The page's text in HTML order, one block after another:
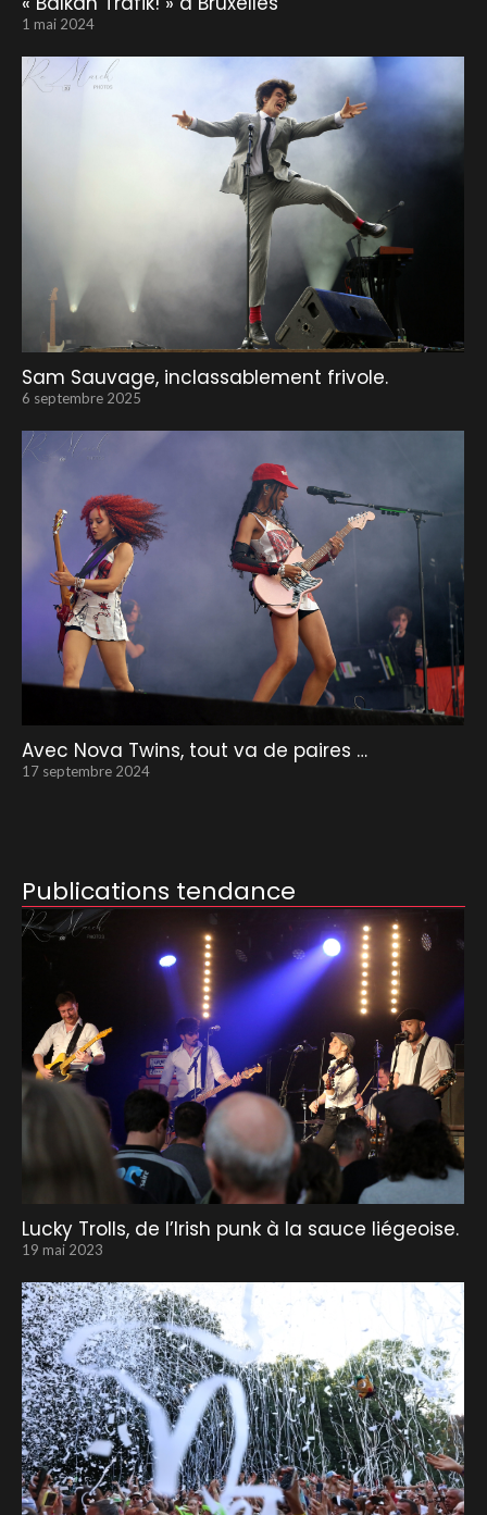
1 mai 2024
Sam Sauvage, inclassablement frivole.
6 septembre 2025
Avec Nova Twins, tout va de paires …
17 septembre 2024
Publications tendance
Lucky Trolls, de l’Irish punk à la sauce liégeoise.
19 mai 2023